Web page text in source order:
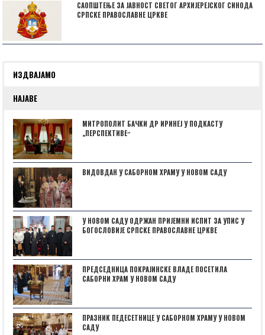
САОПШТЕЊЕ ЗА ЈАВНОСТ СВЕТОГ АРХИЈЕРЕЈСКОГ СИНОДА
СРПСКЕ ПРАВОСЛАВНЕ ЦРКВЕ
ИЗДВАЈАМО
НАЈАВЕ
МИТРОПОЛИТ БАЧКИ ДР ИРИНЕЈ У ПОДКАСТУ
„ПЕРСПЕКТИВЕˮ
ВИДОВДАН У САБОРНОМ ХРАМУ У НОВОМ САДУ
У НОВОМ САДУ ОДРЖАН ПРИЈЕМНИ ИСПИТ ЗА УПИС У
БОГОСЛОВИЈЕ СРПСКЕ ПРАВОСЛАВНЕ ЦРКВЕ
ПРЕДСЕДНИЦА ПОКРАЈИНСКЕ ВЛАДЕ ПОСЕТИЛА
САБОРНИ ХРАМ У НОВОМ САДУ
ПРАЗНИК ПЕДЕСЕТНИЦЕ У САБОРНОМ ХРАМУ У НОВОМ
САДУ